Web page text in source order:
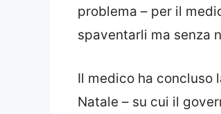
problema – per il
spaventarli ma senza
Il medico ha concluso
Natale – su cui il